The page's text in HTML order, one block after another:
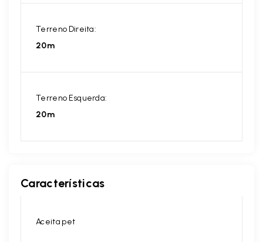
Terreno Direita:
20m
Terreno Esquerda:
20m
Características
Aceita pet